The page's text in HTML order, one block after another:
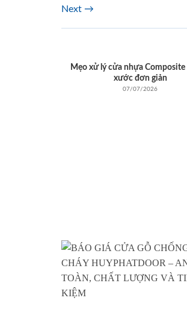
Next →
Mẹo xử lý cửa nhựa
xước đơn giản
07/07/2026